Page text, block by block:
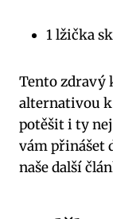
1 lžička
Tento zdravý
alternativou
potěšit i ty
vám přinášet
naše další